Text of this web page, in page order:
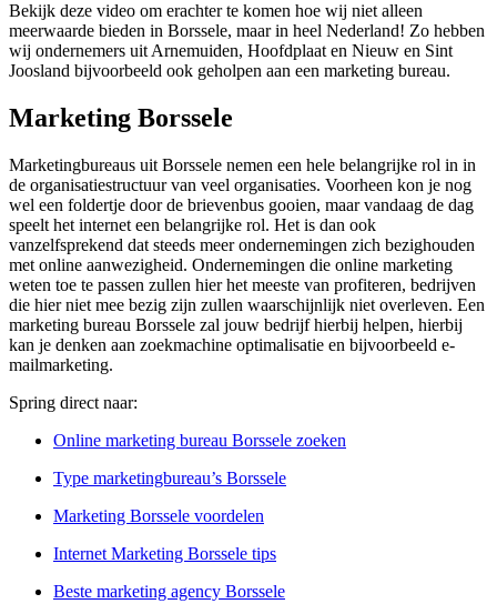
Bekijk deze video om erachter te komen hoe wij niet alleen
meerwaarde bieden in Borssele, maar in heel Nederland! Zo hebben
wij ondernemers uit Arnemuiden, Hoofdplaat en Nieuw en Sint
Joosland bijvoorbeeld ook geholpen aan een marketing bureau.
Marketing Borssele
Marketingbureaus uit Borssele nemen een hele belangrijke rol in in
de organisatiestructuur van veel organisaties. Voorheen kon je nog
wel een foldertje door de brievenbus gooien, maar vandaag de dag
speelt het internet een belangrijke rol. Het is dan ook
vanzelfsprekend dat steeds meer ondernemingen zich bezighouden
met online aanwezigheid. Ondernemingen die online marketing
weten toe te passen zullen hier het meeste van profiteren, bedrijven
die hier niet mee bezig zijn zullen waarschijnlijk niet overleven. Een
marketing bureau Borssele zal jouw bedrijf hierbij helpen, hierbij
kan je denken aan zoekmachine optimalisatie en bijvoorbeeld e-
mailmarketing.
Spring direct naar:
Online marketing bureau Borssele zoeken
Type marketingbureau’s Borssele
Marketing Borssele voordelen
Internet Marketing Borssele tips
Beste marketing agency Borssele